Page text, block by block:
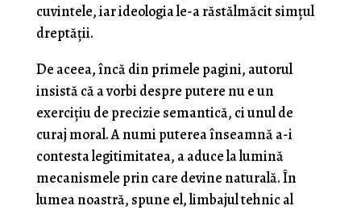
cuvintele, iar ideologia le-a răstălmăcit simțul
dreptății.
De aceea, încă din primele pagini, autorul
insistă că a vorbi despre putere nu e un
exercițiu de precizie semantică, ci unul de
curaj moral. A numi puterea înseamnă a-i
contesta legitimitatea, a aduce la lumină
mecanismele prin care devine naturală. În
lumea noastră, spune el, limbajul tehnic al